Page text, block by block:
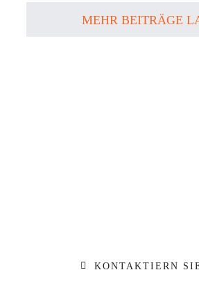
MEHR BEITRÄGE
KONTAKTIERN